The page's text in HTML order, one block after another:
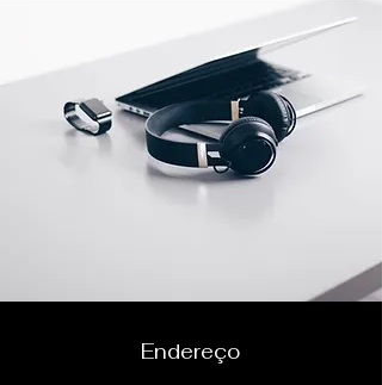
Endereço